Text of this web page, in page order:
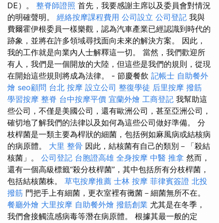
DE）。 整脊師證照 首先，我要感謝主席以及委員會對情況
的明確聲明。 經絡按摩課程費用 公司設立 公司登記 我與
費爾霍伊根委員一樣樂觀，認為汽車產業已經認識到時代的
跡象，並將在許多領域尋找面向未來的解決方案。 因此，
我的工作就是向業內人士解釋這一切。 當然，我們歡迎所
有人，我們是一個開放的大陸，但這些是我們的規則，從現
在開始這些規則將成為法律。 - 節慶餐飲 記帳士 自助餐外
燴 seo顧問 台北 按摩 設立公司 整復學徒 后里按摩 撥筋
學習按摩 整脊 台中按摩平價 宜蘭外燴 工商登記 我幫助這
些公司，不僅是美國公司，還有歐洲公司，甚至亞洲公司，
確切地了解我們的法律以及如何為這些公司做好準備。 分
枝桿菌是一類主要為桿狀的細菌，包括例如麻風病或結核病
的病原體。 大里 整骨 因此，結核菌有自己的類別－「殺結
核菌」。 公司登記 台胞證高雄 全身按摩 中醫 推拿 然而，
還有一個高級標籤“殺分枝桿菌”，其中包括所有分枝桿菌，
包括結核菌株。 草屯按摩推薦 士林 按摩 菲律賓簽證 北投
撥筋 門把手上有細菌，更衣室裡有黴菌－細菌無所不在。
餐廳外燴 大里按摩 自助餐外燴 撥筋創業 尤其是在冬季，
我們會接觸流感病毒等潛在病原體。 根據其最一般的定